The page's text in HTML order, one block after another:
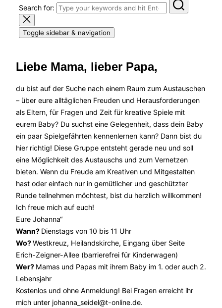
Search for:
Toggle sidebar & navigation
Liebe Mama, lieber Papa,
du bist auf der Suche nach einem Raum zum Austauschen
– über eure alltäglichen Freuden und Herausforderungen
als Eltern, für Fragen und Zeit für kreative Spiele mit
eurem Baby? Du suchst eine Gelegenheit, dass dein Baby
ein paar Spielgefährten kennenlernen kann? Dann bist du
hier richtig! Diese Gruppe entsteht gerade neu und soll
eine Möglichkeit des Austauschs und zum Vernetzen
bieten. Wenn du Freude am Kreativen und Mitgestalten
hast oder einfach nur in gemütlicher und geschützter
Runde teilnehmen möchtest, bist du herzlich willkommen!
Ich freue mich auf euch!
Eure Johanna“
Wann? Dienstags von 10 bis 11 Uhr
Wo?Westkreuz, Heilandskirche, Eingang über Seite
Erich-Zeigner-Allee (barrierefrei für Kinderwagen)
Wer? Mamas und Papas mit ihrem Baby im 1. oder auch 2.
Lebensjahr
Kostenlos und ohne Anmeldung! Bei Fragen erreicht ihr
mich unter johanna_seidel@t-online.de.